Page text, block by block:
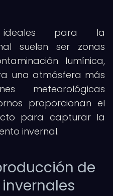
ideales para la
suelen ser zonas
lumínica,
una atmósfera más
meteorológicas
proporcionan el
para capturar la
invernal.
de